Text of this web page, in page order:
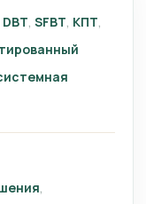
DBT SFBT КПТ